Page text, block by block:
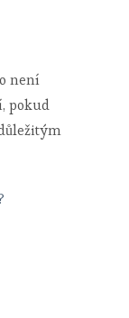
není
pokud